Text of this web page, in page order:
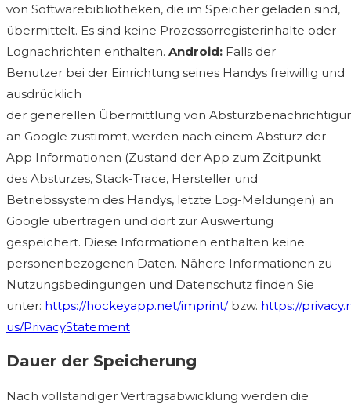
von Softwarebibliotheken, die im Speicher geladen sind,
übermittelt. Es sind keine Prozessorregisterinhalte oder
Lognachrichten enthalten. Android: Falls der
Benutzer bei der Einrichtung seines Handys freiwillig und
ausdrücklich
der generellen Übermittlung von
an Google zustimmt, werden nach einem Absturz der
App Informationen (Zustand der App zum Zeitpunkt
des Absturzes, Stack-Trace, Hersteller und
Betriebssystem des Handys, letzte Log-Meldungen) an
Google übertragen und dort zur Auswertung
gespeichert. Diese Informationen enthalten keine
personenbezogenen Daten. Nähere Informationen zu
Nutzungsbedingungen und Datenschutz finden Sie
unter: https://hockeyapp.net/imprint/bzw. https://
us/PrivacyStatement
Dauer der Speicherung
Nach vollständiger Vertragsabwicklung werden die